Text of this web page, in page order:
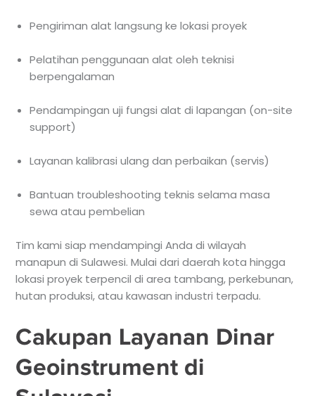
Pengiriman alat langsung ke lokasi proyek
Pelatihan penggunaan alat oleh teknisi
berpengalaman
Pendampingan uji fungsi alat di lapangan (on-site
support)
Layanan kalibrasi ulang dan perbaikan (servis)
Bantuan troubleshooting teknis selama masa
sewa atau pembelian
Tim kami siap mendampingi Anda di wilayah
manapun di Sulawesi. Mulai dari daerah kota hingga
lokasi proyek terpencil di area tambang, perkebunan,
hutan produksi, atau kawasan industri terpadu.
Cakupan Layanan Dinar
Geoinstrument di